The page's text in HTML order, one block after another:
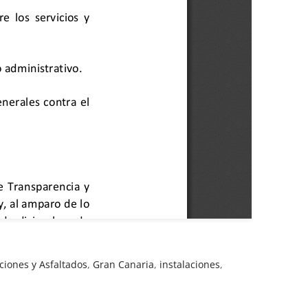
y Asfaltados, Gran Canaria, instalaciones,